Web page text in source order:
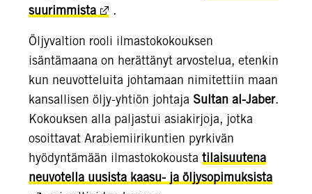
suurimmista
.
Öljyvaltion rooli ilmastokokouksen
isäntämaana on herättänyt arvostelua, etenkin
kun neuvotteluita johtamaan nimitettiin maan
kansallisen öljy-yhtiön johtaja Sultan al-Jaber.
Kokouksen alla paljastui asiakirjoja, jotka
osoittavat Arabiemiirikuntien pyrkivän
hyödyntämään ilmastokokousta tilaisuutena
neuvotella uusista kaasu- ja öljysopimuksista